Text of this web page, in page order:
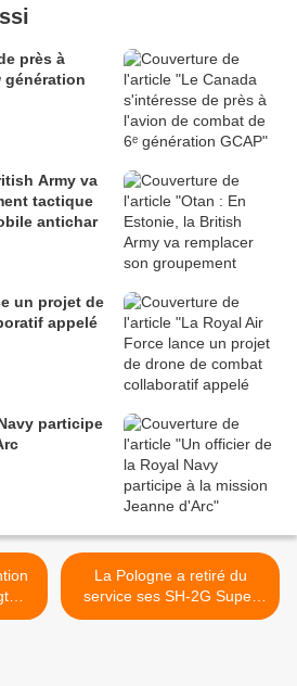
près à
génération
Army va
tactique
antichar
un projet de
appelé
participe
La Pologne a retiré du
service ses SH-2G Super
Seasprite >